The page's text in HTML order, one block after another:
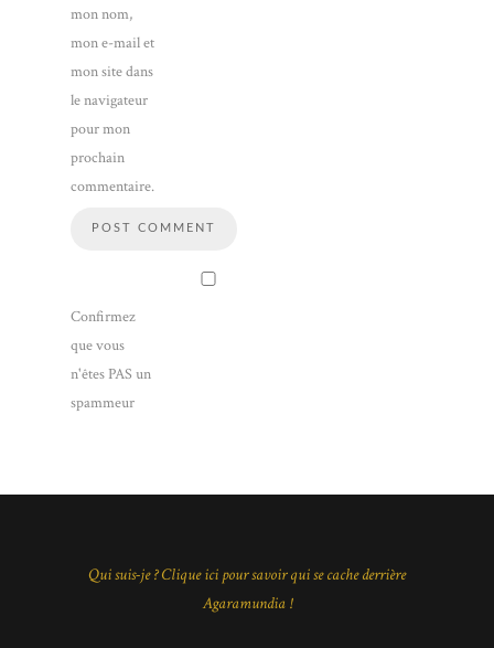
mon nom,
mon e-mail et
mon site dans
le navigateur
pour mon
prochain
commentaire.
Confirmez
que vous
n'êtes PAS un
spammeur
Qui suis-je ? Clique ici pour savoir qui se cache derrière
Agaramundia !